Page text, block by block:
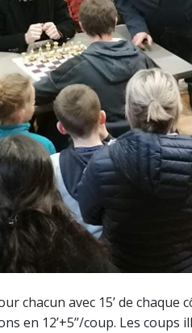
chacun avec 15’ de chaque
en 12’+5’’/coup. Les coups